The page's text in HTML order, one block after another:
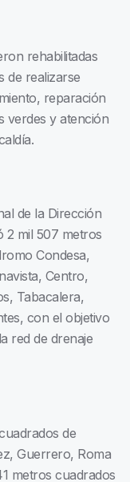
rehabilitadas
de realizarse
reparación
verdes y atención
de la Dirección
2 mil 507 metros
Condesa,
Centro,
Tabacalera,
con el objetivo
red de drenaje
de
Guerrero, Roma
metros cuadrados